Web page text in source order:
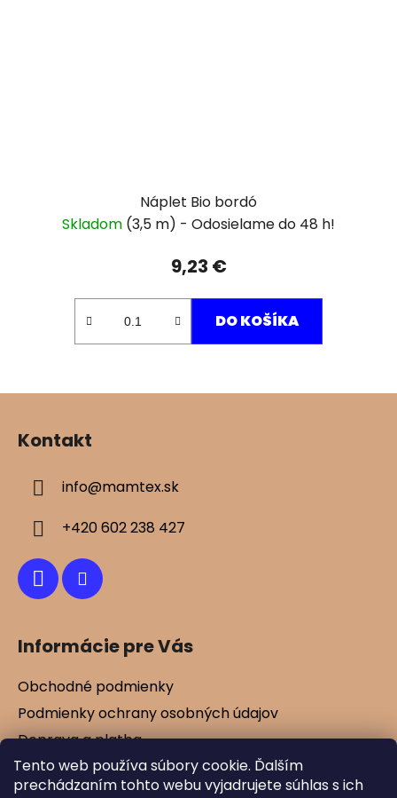
Tento web používa súbory cookie. Ďalším
prechádzaním tohto webu vyjadrujete súhlas s ich
Náplet Bio bordó
Skladom (3,5 m)
9,23 €
DO KOŠÍKA
Z
Kontakt
info@mamtex.sk
+420 602 238 427
Informácie pre Vás
Obchodné podmienky
Podmienky ochrany osobných údajov
Doprava a platba
Kontakty
Vernostné zľavy